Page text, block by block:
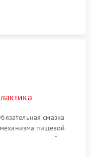
устранения
смазка
пищевой
программной
от кофейных масел.